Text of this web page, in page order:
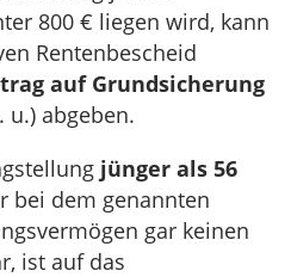
800 € liegen wird, kann
Rentenbescheid
auf Grundsicherung
u.) abgeben.
jünger als 56
bei dem genannten
gar keinen
ist auf das